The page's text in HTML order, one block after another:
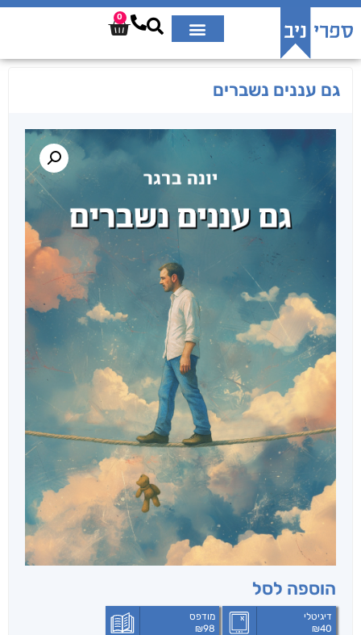
0
גם עננים נשברים
הוספה לסל
דיגיטלי
₪40
מודפס
₪98